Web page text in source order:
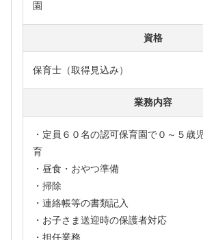
園
資格
保育士（取得見込み）
業務内容
・定員６０名の認可保育園で０～５歳
育
・昼食・おやつ準備
・掃除
・連絡帳等の書類記入
・お子さま送迎時の保護者対応
・担任業務